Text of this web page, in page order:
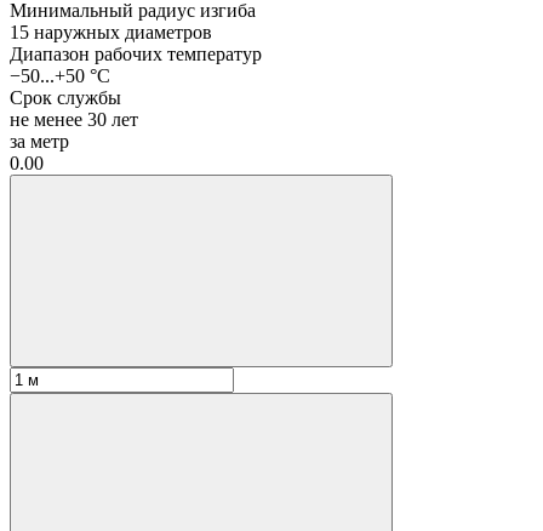
Минимальный радиус изгиба
15 наружных диаметров
Диапазон рабочих температур
−50...+50 °C
Срок службы
не менее 30 лет
за метр
0.00